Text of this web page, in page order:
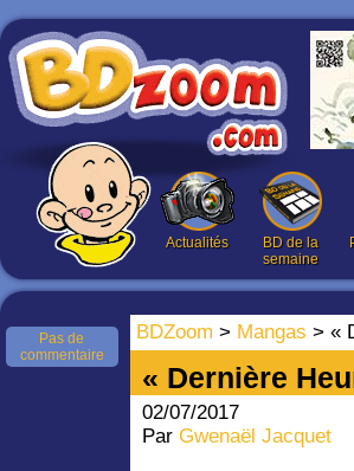
Actualités
BD de la
semaine
BDZoom > Mangas > «
Pas de
commentaire
« Dernière
02/07/2017
Par Gwenaël Jacquet